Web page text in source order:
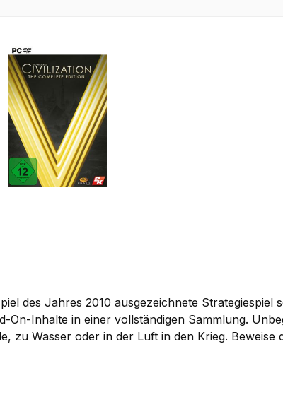
des Jahres 2010 ausgezeichnete
Inhalte in einer vollständigen Sammlung.
zu Wasser oder in der Luft in den Krieg. Beweise